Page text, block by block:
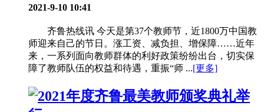
2021-9-10 10:41
齐鲁热线讯 今天是第37个教师节，近1800万中国教
师迎来自己的节日。涨工资、减负担、增保障……近年
来，一系列面向教师群体的利好政策纷纷出台，切实保
障了教师队伍的权益和待遇，重振“师 ...[更多]